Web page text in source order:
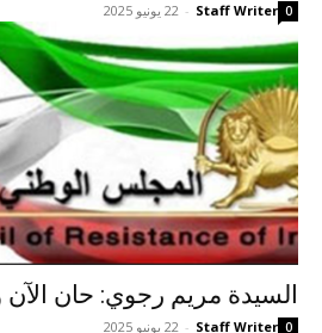
Staff Writer
- 22 يونيو 2025 0
السيدة مریم رجوي: حان
Staff Writer
- 22 يونيو 2025 0